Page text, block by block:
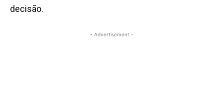
decisão.
- Advertisement -